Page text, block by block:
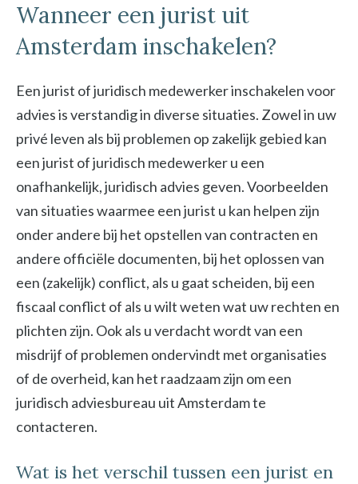
Wanneer een jurist uit
Amsterdam inschakelen?
Een jurist of juridisch medewerker inschakelen voor
advies is verstandig in diverse situaties. Zowel in uw
privé leven als bij problemen op zakelijk gebied kan
een jurist of juridisch medewerker u een
onafhankelijk, juridisch advies geven. Voorbeelden
van situaties waarmee een jurist u kan helpen zijn
onder andere bij het opstellen van contracten en
andere officiële documenten, bij het oplossen van
een (zakelijk) conflict, als u gaat scheiden, bij een
fiscaal conflict of als u wilt weten wat uw rechten en
plichten zijn. Ook als u verdacht wordt van een
misdrijf of problemen ondervindt met organisaties
of de overheid, kan het raadzaam zijn om een
juridisch adviesbureau uit Amsterdam te
contacteren.
Wat is het verschil tussen een jurist en